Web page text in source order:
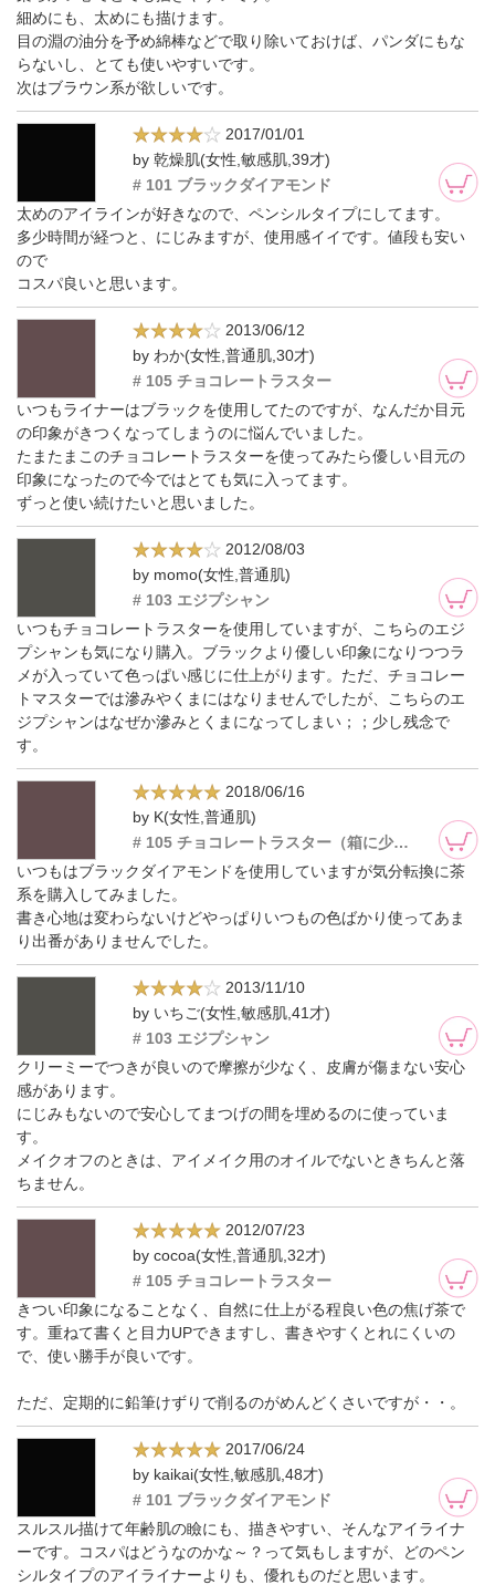
細めにも、太めにも描けます。
目の淵の油分を予め綿棒などで取り除いておけば、パンダにもな
らないし、とても使いやすいです。
次はブラウン系が欲しいです。
2017/01/01
by 乾燥肌(女性,敏感肌,39才)
# 101 ブラックダイアモンド
太めのアイラインが好きなので、ペンシルタイプにしてます。
多少時間が経つと、にじみますが、使用感イイです。値段も安い
ので
コスパ良いと思います。
2013/06/12
by わか(女性,普通肌,30才)
# 105 チョコレートラスター
いつもライナーはブラックを使用してたのですが、なんだか目元
の印象がきつくなってしまうのに悩んでいました。
たまたまこのチョコレートラスターを使ってみたら優しい目元の
印象になったので今ではとても気に入ってます。
ずっと使い続けたいと思いました。
2012/08/03
by momo(女性,普通肌)
# 103 エジプシャン
いつもチョコレートラスターを使用していますが、こちらのエジ
プシャンも気になり購入。ブラックより優しい印象になりつつラ
メが入っていて色っぱい感じに仕上がります。ただ、チョコレー
トマスターでは滲みやくまにはなりませんでしたが、こちらのエ
ジプシャンはなぜか滲みとくまになってしまい；；少し残念で
す。
2018/06/16
by K(女性,普通肌)
# 105 チョコレートラスター（箱に少しダメージあり）
いつもはブラックダイアモンドを使用していますが気分転換に茶
系を購入してみました。
書き心地は変わらないけどやっぱりいつもの色ばかり使ってあま
り出番がありませんでした。
2013/11/10
by いちご(女性,敏感肌,41才)
# 103 エジプシャン
クリーミーでつきが良いので摩擦が少なく、皮膚が傷まない安心
感があります。
にじみもないので安心してまつげの間を埋めるのに使っていま
す。
メイクオフのときは、アイメイク用のオイルでないときちんと落
ちません。
2012/07/23
by cocoa(女性,普通肌,32才)
# 105 チョコレートラスター
きつい印象になることなく、自然に仕上がる程良い色の焦げ茶で
す。重ねて書くと目力UPできますし、書きやすくとれにくいの
で、使い勝手が良いです。
ただ、定期的に鉛筆けずりで削るのがめんどくさいですが・・。
2017/06/24
by kaikai(女性,敏感肌,48才)
# 101 ブラックダイアモンド
スルスル描けて年齢肌の瞼にも、描きやすい、そんなアイライナ
ーです。コスパはどうなのかな～？って気もしますが、どのペン
シルタイプのアイライナーよりも、優れものだと思います。